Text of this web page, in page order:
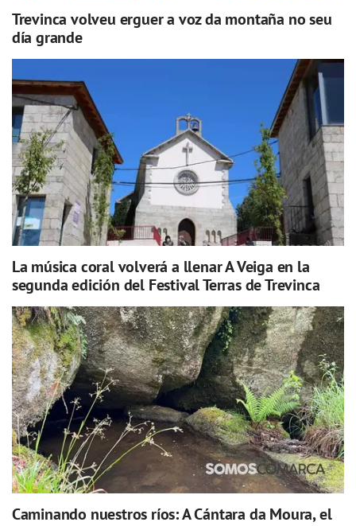
Trevinca volveu erguer a voz da montaña no seu
día grande
La música coral volverá a llenar A Veiga en la
segunda edición del Festival Terras de Trevinca
Caminando nuestros ríos: A Cántara da Moura, el